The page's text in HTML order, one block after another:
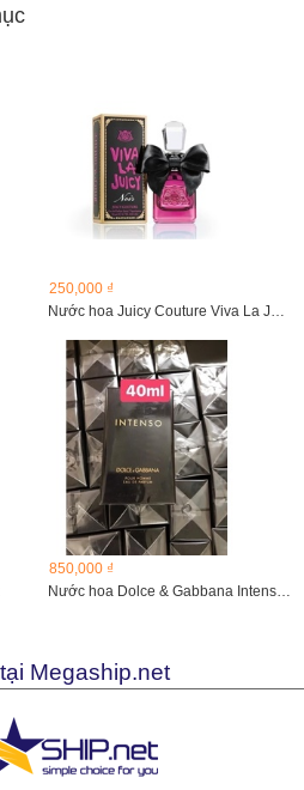
250,000 ₫
Nước hoa Juicy Couture Viva La Juicy Noir - 5ml
850,000 ₫
Nước hoa Dolce & Gabbana Intenso 40ml
Megaship.net